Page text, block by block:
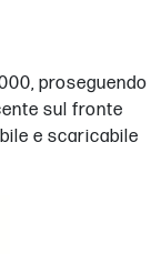
proseguendo
sul fronte
e scaricabile